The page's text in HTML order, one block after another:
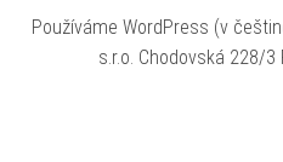
Používáme WordPress (v
s.r.o. Chodovská 228/3